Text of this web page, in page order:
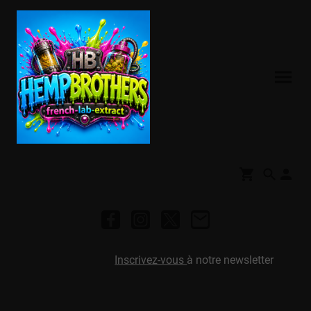
Inscrivez-vous à notre newsletter